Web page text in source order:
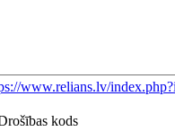
www.relians.lv/